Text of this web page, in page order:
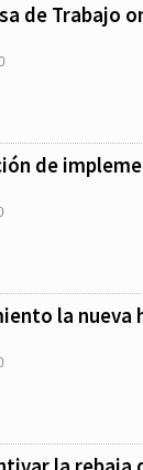
de Trabajo
de
la